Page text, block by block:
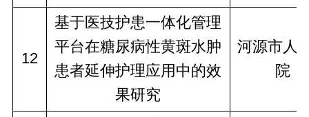
12
基于医技护患一体化管理
平台在糖尿病性黄斑水肿
患者延伸护理应用中的效
果研究
河源市人
院